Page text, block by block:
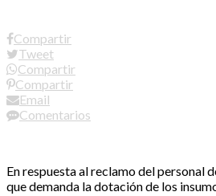
Compartir
Tweet
Compartir
Compartir
Email
Comentarios
En respuesta al reclamo del personal
que demanda la dotación de los